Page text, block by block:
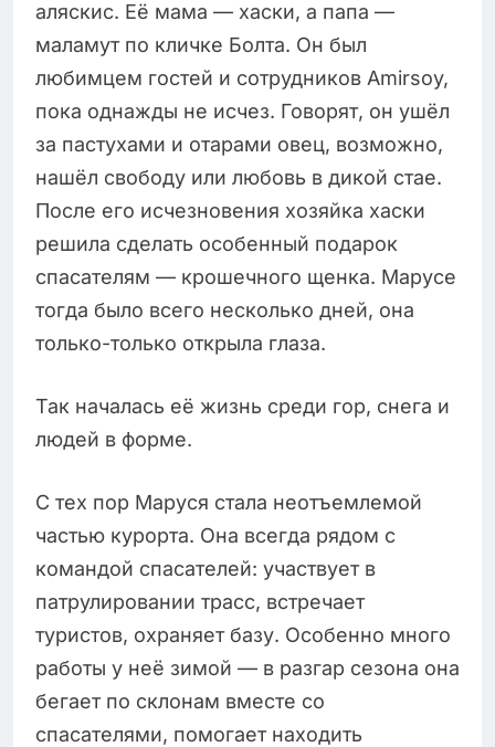
аляскис. Её мама — хаски, а папа —
маламут по кличке Болта. Он был
любимцем гостей и сотрудников Amirsoy,
пока однажды не исчез. Говорят, он ушёл
за пастухами и отарами овец, возможно,
нашёл свободу или любовь в дикой стае.
После его исчезновения хозяйка хаски
решила сделать особенный подарок
спасателям — крошечного щенка. Марусе
тогда было всего несколько дней, она
только-только открыла глаза.
Так началась её жизнь среди гор, снега и
людей в форме.
С тех пор Маруся стала неотъемлемой
частью курорта. Она всегда рядом с
командой спасателей: участвует в
патрулировании трасс, встречает
туристов, охраняет базу. Особенно много
работы у неё зимой — в разгар сезона она
бегает по склонам вместе со
спасателями, помогает находить